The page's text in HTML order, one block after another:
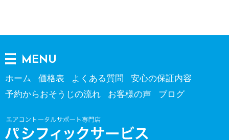
MENU
ホーム 価格表 よくある質問
安心の保証内容
予約からおそうじの流れ
お客様の声 ブログ